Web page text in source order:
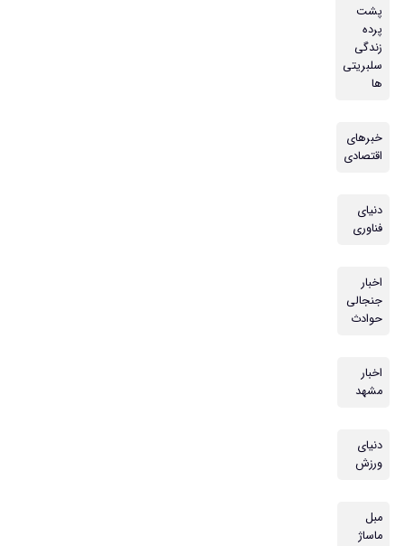
پشت
پرده
زندگی
سلبریتی
ها
خبرهای
اقتصادی
دنیای
فناوری
اخبار
جنجالی
حوادث
اخبار
مشهد
دنیای
ورزش
مبل
ماساژ